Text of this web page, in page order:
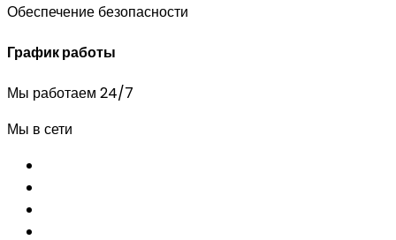
Обеспечение безопасности
График работы
Мы работаем 24/7
Мы в сети